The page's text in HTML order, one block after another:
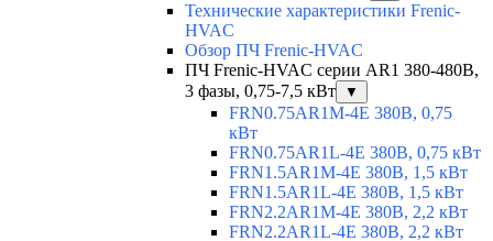
Технические характеристики Frenic-
HVAC
Обзор ПЧ Frenic-HVAC
ПЧ Frenic-HVAC серии AR1 380-480В,
3 фазы, 0,75-7,5 кВт
▼
FRN0.75AR1M-4E 380В, 0,75
кВт
FRN0.75AR1L-4E 380В, 0,75 кВт
FRN1.5AR1M-4E 380В, 1,5 кВт
FRN1.5AR1L-4E 380В, 1,5 кВт
FRN2.2AR1M-4E 380В, 2,2 кВт
FRN2.2AR1L-4E 380В, 2,2 кВт